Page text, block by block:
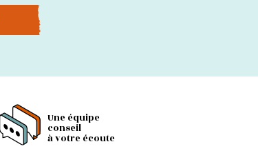
Une équipe
conseil
à votre écoute